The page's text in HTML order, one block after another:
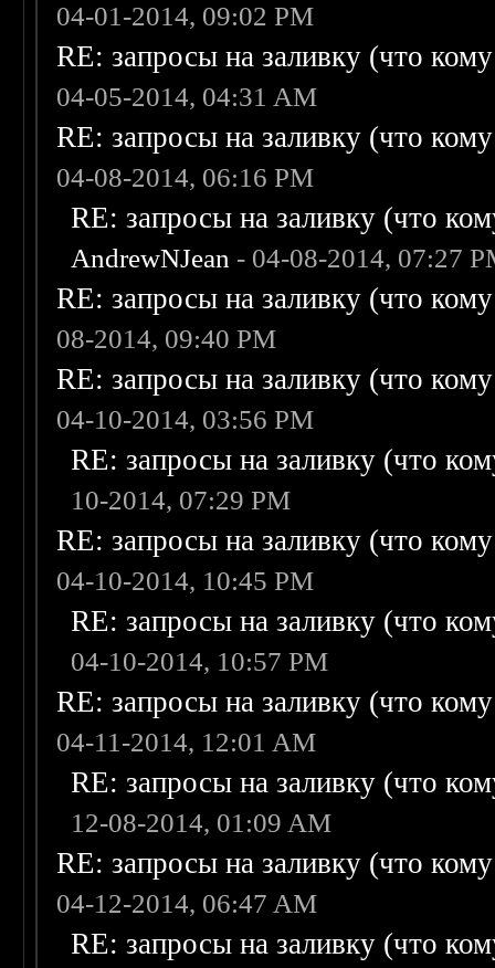
04-01-2014, 09:02 PM
RE: запросы на заливку (что
04-05-2014, 04:31 AM
RE: запросы на заливку (что
04-08-2014, 06:16 PM
RE: запросы на заливку (что
AndrewNJean - 04-08-2014, 07:27
RE: запросы на заливку (что
08-2014, 09:40 PM
RE: запросы на заливку (что
04-10-2014, 03:56 PM
RE: запросы на заливку (что
10-2014, 07:29 PM
RE: запросы на заливку (что
04-10-2014, 10:45 PM
RE: запросы на заливку (что
04-10-2014, 10:57 PM
RE: запросы на заливку (что
04-11-2014, 12:01 AM
RE: запросы на заливку (что
12-08-2014, 01:09 AM
RE: запросы на заливку (что
04-12-2014, 06:47 AM
RE: запросы на заливку (что